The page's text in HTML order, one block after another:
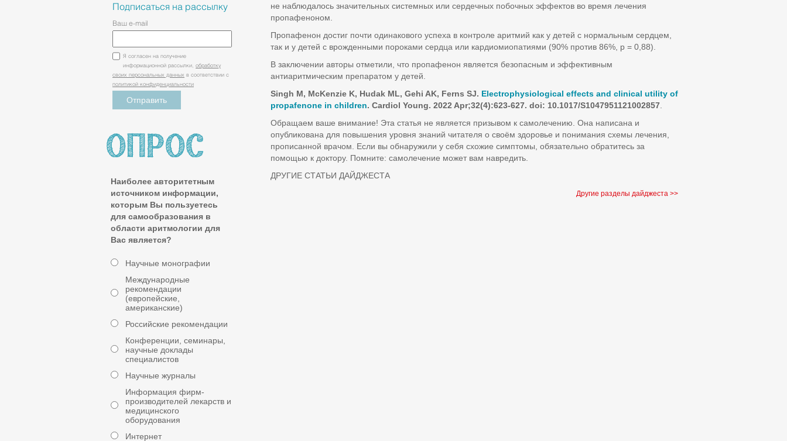
Подписаться на рассылку
Ваш e-mail
Я согласен на получение
информационной рассылки, обработку
своих персональных данных
в соответствии с
политикой конфиденциальности
Наиболее авторитетным
источником информации,
которым Вы пользуетесь
для самообразования в
области аритмологии для
Вас является?
Научные монографии
Международные
рекомендации
(европейские,
американские)
Российские рекомендации
Конференции, семинары,
научные доклады
специалистов
Научные журналы
Информация фирм-
производителей лекарств и
медицинского
оборудования
Интернет
не наблюдалось значительных системных или сердечных побочных эффектов во время лечения
пропафеноном.
Пропафенон достиг почти одинакового успеха в контроле аритмий как у детей с нормальным сердцем,
так и у детей с врожденными пороками сердца или кардиомиопатиями (90% против 86%, p = 0,88).
В заключении авторы отметили, что пропафенон является безопасным и эффективным
антиаритмическим препаратом у детей.
Singh M, McKenzie K, Hudak ML, Gehi AK, Ferns SJ. Electrophysiological effects and clinical utility of
propafenone in children. Cardiol Young. 2022Apr;32(4):623-627. doi: 10.1017/S1047951121002857.
Обращаем ваше внимание! Эта статья не является призывом к самолечению. Она написана и
опубликована для повышения уровня знаний читателя о своём здоровье и понимания схемы лечения,
прописанной врачом. Если вы обнаружили у себя схожие симптомы, обязательно обратитесь за
помощью к доктору. Помните: самолечение может вам навредить.
ДРУГИЕ СТАТЬИ ДАЙДЖЕСТА
Другие разделы дайджеста >>